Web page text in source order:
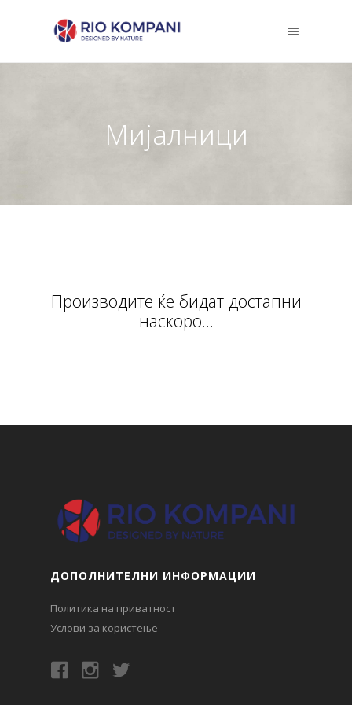
Мијалници
Производите ќе бидат достапни
наскоро...
ДОПОЛНИТЕЛНИ ИНФОРМАЦИИ
Политика на приватност
Услови за користење